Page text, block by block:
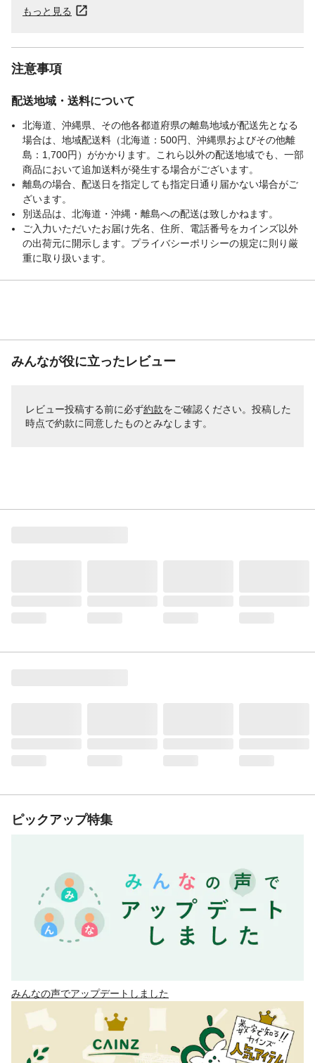
もっと見る
注意事項
配送地域・送料について
北海道、沖縄県、その他各都道府県の離島地域が配送先となる
場合は、地域配送料（北海道：500円、沖縄県およびその他離
島：1,700円）がかかります。これら以外の配送地域でも、一部
商品において追加送料が発生する場合がございます。
離島の場合、配送日を指定しても指定日通り届かない場合がご
ざいます。
別送品は、北海道・沖縄・離島への配送は致しかねます。
ご入力いただいたお届け先名、住所、電話番号をカインズ以外
の出荷元に開示します。プライバシーポリシーの規定に則り厳
重に取り扱います。
みんなが役に立ったレビュー
レビュー投稿する前に必ず約款をご確認ください。投稿した
時点で約款に同意したものとみなします。
ピックアップ特集
みんなの声でアップデートしました